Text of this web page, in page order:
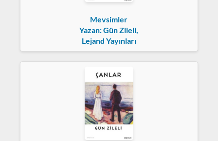
Mevsimler
Yazan: Gün Zileli,
Lejand Yayınları